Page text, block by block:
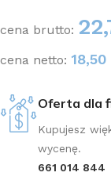
cena brutto:
cena netto: 18,50
Oferta dla
Kupujesz
wycenę.
661 014 844